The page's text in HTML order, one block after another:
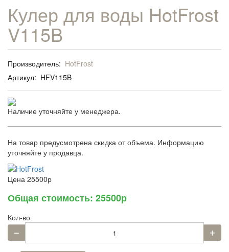
Кулер для воды HotFrost
V115B
Производитель: HotFrost
Артикул: HFV115B
Наличие уточняйте у менеджера.
На товар предусмотрена скидка от объема. Информацию
уточняйте у продавца.
Цена 25500р
Общая стоимость: 25500р
Кол-во